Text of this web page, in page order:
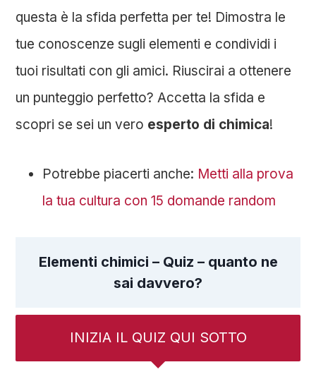
questa è la sfida perfetta per te! Dimostra le
tue conoscenze sugli elementi e condividi i
tuoi risultati con gli amici. Riuscirai a ottenere
un punteggio perfetto? Accetta la sfida e
scopri se sei un vero esperto di chimica!
Potrebbe piacerti anche: Metti alla prova
la tua cultura con 15 domande random
Elementi chimici – Quiz – quanto ne
sai davvero?
INIZIA IL QUIZ QUI SOTTO